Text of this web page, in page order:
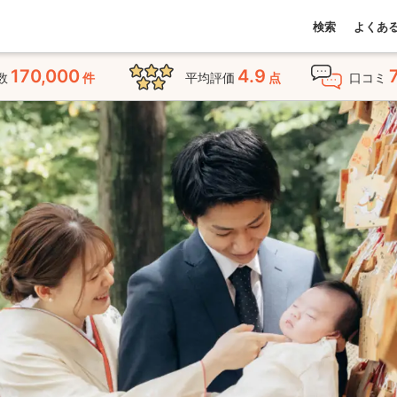
検索 よくあ
170,000件 平均評価 4.9 点 口コミ